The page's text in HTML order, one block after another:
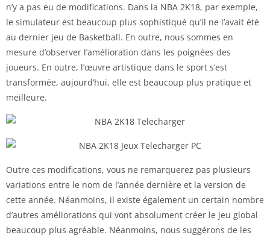
n’y a pas eu de modifications. Dans la NBA 2K18, par exemple,
le simulateur est beaucoup plus sophistiqué qu’il ne l’avait été
au dernier jeu de Basketball. En outre, nous sommes en
mesure d’observer l’amélioration dans les poignées des
joueurs. En outre, l’œuvre artistique dans le sport s’est
transformée, aujourd’hui, elle est beaucoup plus pratique et
meilleure.
Outre ces modifications, vous ne remarquerez pas plusieurs
variations entre le nom de l’année dernière et la version de
cette année. Néanmoins, il existe également un certain nombre
d’autres améliorations qui vont absolument créer le jeu global
beaucoup plus agréable. Néanmoins, nous suggérons de les